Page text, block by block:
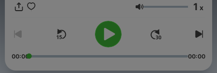
Volumen 1 x
00:00 00:00